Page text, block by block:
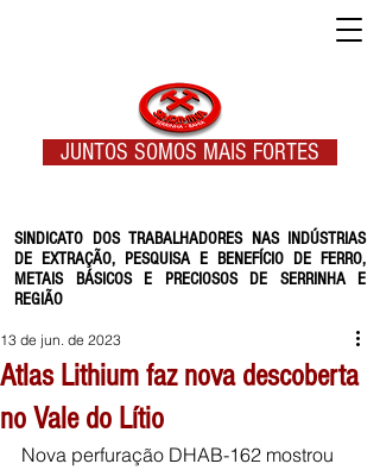
SINDICATO DOS TRABALHADORES NAS INDÚSTRIAS
DE EXTRAÇÃO, PESQUISA E BENEFÍCIO DE FERRO,
METAIS BÁSICOS E PRECIOSOS DE SERRINHA E
REGIÃO
JUNTOS SOMOS MAIS FORTES
Atlas Lithium faz nova descoberta
no Vale do Lítio
13 de jun. de 2023
Nova perfuração DHAB-162 mostrou